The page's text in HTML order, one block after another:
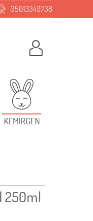
05013340738
KEMİRGEN
250ml